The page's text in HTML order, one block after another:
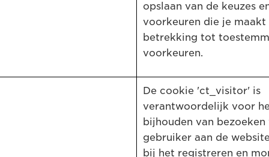
opslaan van de keuzes
voorkeuren die je maakt
betrekking tot
voorkeuren.
De cookie 'ct_visitor' is
verantwoordelijk voor
bijhouden van bezoeken
gebruiker aan de
bij het registreren en